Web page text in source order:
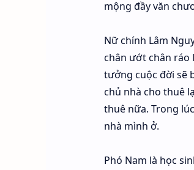
mộng đầy văn
Nữ chính Lâm
chân ướt chân ráo
tưởng cuộc đời sẽ
chủ nhà cho thuê
thuê nữa. Trong
nhà mình ở.
Phó Nam là học